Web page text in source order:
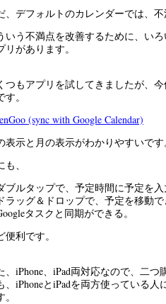
、デフォルトのカレンダーでは、
いう不満点を改善するために、い
リがあります。
つもアプリを試してきましたが、
。
(sync with Google Calendar)
表示と月の表示がわかりやすいで
、
ブルタップで、予定時間に予定を
ラッグ＆ドロップで、予定を移動
タスクと同期ができる。
便利です。
、iPhone、iPad両対応なので、二
、iPhoneとiPadを両方使っている人